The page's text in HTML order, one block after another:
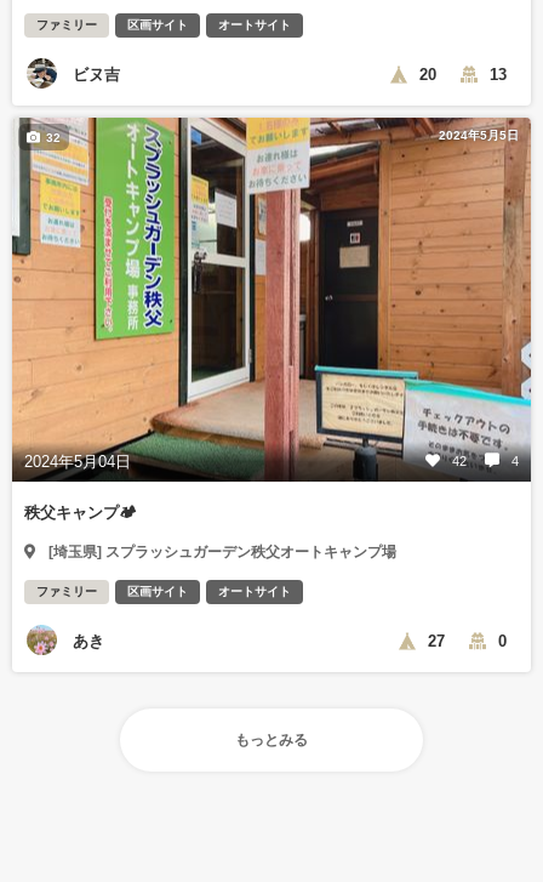
ファミリー 区画サイト オートサイト
ビヌ吉 20 13
2024年5月5日
2024年5月04日 42 4
32
秩父キャンプ🏕️
[埼玉県] スプラッシュガーデン秩父オートキャンプ場
ファミリー 区画サイト オートサイト
あき 27 0
もっとみる